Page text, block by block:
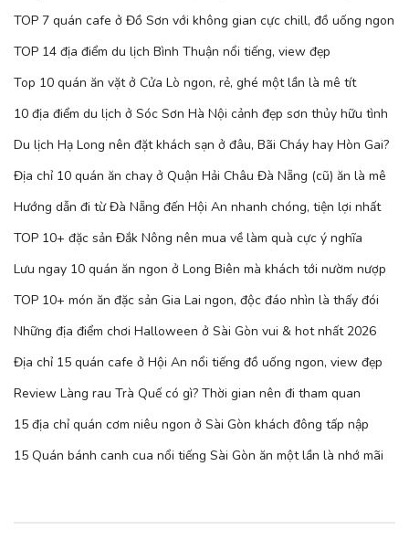
TOP 7 quán cafe ở Đồ Sơn với không gian cực chill, đồ uống ngon
TOP 14 địa điểm du lịch Bình Thuận nổi tiếng, view đẹp
Top 10 quán ăn vặt ở Cửa Lò ngon, rẻ, ghé một lần là mê tít
10 địa điểm du lịch ở Sóc Sơn Hà Nội cảnh đẹp sơn thủy hữu tình
Du lịch Hạ Long nên đặt khách sạn ở đâu, Bãi Cháy hay Hòn Gai?
Địa chỉ 10 quán ăn chay ở Quận Hải Châu Đà Nẵng (cũ) ăn là mê
Hướng dẫn đi từ Đà Nẵng đến Hội An nhanh chóng, tiện lợi nhất
TOP 10+ đặc sản Đắk Nông nên mua về làm quà cực ý nghĩa
Lưu ngay 10 quán ăn ngon ở Long Biên mà khách tới nườm nượp
TOP 10+ món ăn đặc sản Gia Lai ngon, độc đáo nhìn là thấy đói
Những địa điểm chơi Halloween ở Sài Gòn vui & hot nhất 2026
Địa chỉ 15 quán cafe ở Hội An nổi tiếng đồ uống ngon, view đẹp
Review Làng rau Trà Quế có gì? Thời gian nên đi tham quan
15 địa chỉ quán cơm niêu ngon ở Sài Gòn khách đông tấp nập
15 Quán bánh canh cua nổi tiếng Sài Gòn ăn một lần là nhớ mãi